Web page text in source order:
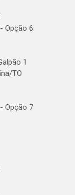
Opção 6
1
TO
Opção 7